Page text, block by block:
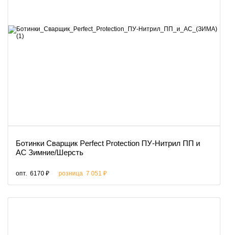
Ботинки Сварщик Perfect Protection ПУ-Нитрил ПП и
АС Зимние/Шерсть
опт. 6170 ₽ розница 7 051 ₽